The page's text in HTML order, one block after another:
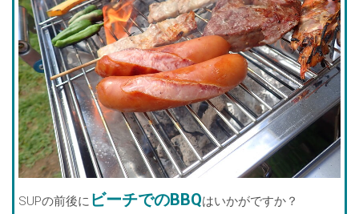
SUPの前後に​​​​ ビーチでのBBQはいかがですか？